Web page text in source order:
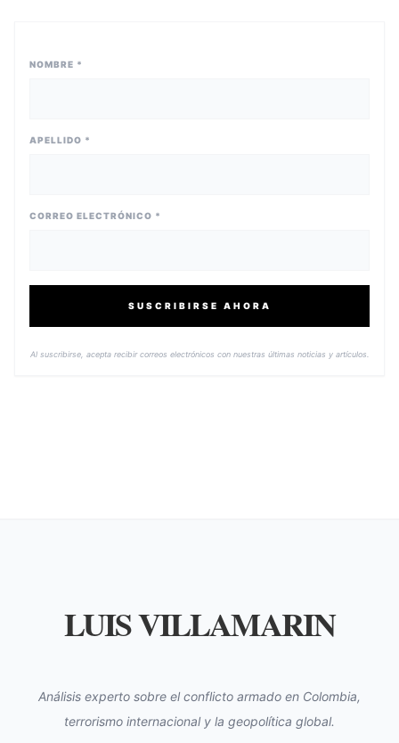
NOMBRE *
APELLIDO *
CORREO ELECTRÓNICO *
SUSCRIBIRSE AHORA
Al suscribirse, acepta recibir correos electrónicos con nuestras últimas noticias y artículos.
LUIS VILLAMARIN
Análisis experto sobre el conflicto armado en Colombia,
terrorismo internacional y la geopolítica global.